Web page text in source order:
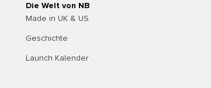
Die Welt von NB
Made in UK & US
Geschichte
Launch Kalender